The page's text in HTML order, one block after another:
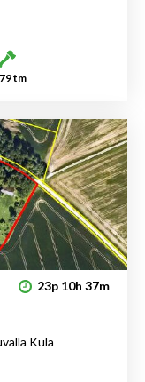
tm
23p 10h 37m
Küla